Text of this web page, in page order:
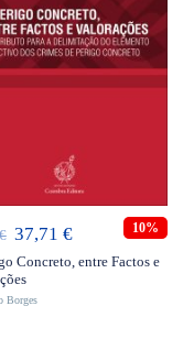
ADICIONAR
O
preço
original
37,71 €O
preço
10%
Concreto, entre Factos e
Borges